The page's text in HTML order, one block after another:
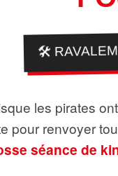
🛠️
les pirates
pour renvoyer
séance de